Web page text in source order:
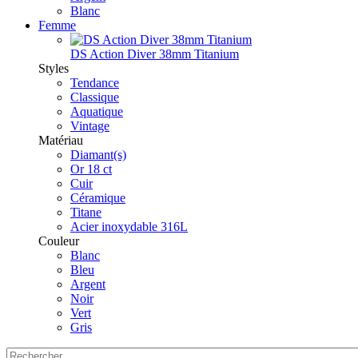
Blanc
Femme
DS Action Diver 38mm Titanium
Styles
Tendance
Classique
Aquatique
Vintage
Matériau
Diamant(s)
Or 18 ct
Cuir
Céramique
Titane
Acier inoxydable 316L
Couleur
Blanc
Bleu
Argent
Noir
Vert
Gris